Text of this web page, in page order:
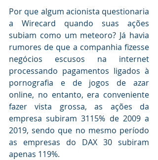
Por que algum acionista questionaria
a Wirecard quando suas ações
subiam como um meteoro? Já havia
rumores de que a companhia fizesse
negócios escusos na internet
processando pagamentos ligados à
pornografia e de jogos de azar
online, no entanto, era conveniente
fazer vista grossa, as ações da
empresa subiram 3115% de 2009 a
2019, sendo que no mesmo período
as empresas do DAX 30 subiram
apenas 119%.